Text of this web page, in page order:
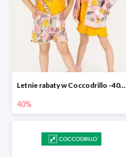
Letnie rabaty w Coccodrillo -40% na drugi produkt z nowości
40%